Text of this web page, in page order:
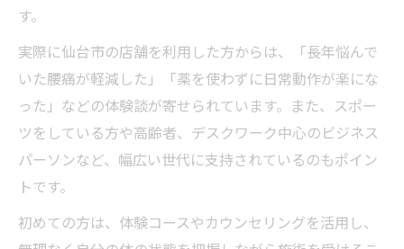
神経系ストレッチ 店舗選びの注意点と体験
法
神経系ストレッチの料金と通いやすさの比
較
す。
実際に仙台市の店舗を利用した方からは、「長年悩んで
いた腰痛が軽減した」「薬を使わずに日常動作が楽にな
った」などの体験談が寄せられています。また、スポー
ツをしている方や高齢者、デスクワーク中心のビジネス
パーソンなど、幅広い世代に支持されているのもポイン
トです。
初めての方は、体験コースやカウンセリングを活用し、